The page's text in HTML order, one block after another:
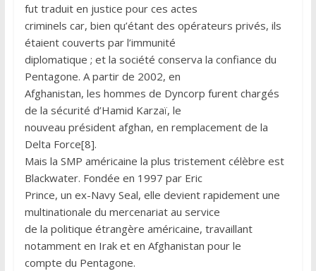
fut traduit en justice pour ces actes
criminels car, bien qu’étant des opérateurs privés, ils
étaient couverts par l’immunité
diplomatique ; et la société conserva la confiance du
Pentagone. A partir de 2002, en
Afghanistan, les hommes de Dyncorp furent chargés
de la sécurité d’Hamid Karzaï, le
nouveau président afghan, en remplacement de la
Delta Force[8].
Mais la SMP américaine la plus tristement célèbre est
Blackwater. Fondée en 1997 par Eric
Prince, un ex-Navy Seal, elle devient rapidement une
multinationale du mercenariat au service
de la politique étrangère américaine, travaillant
notamment en Irak et en Afghanistan pour le
compte du Pentagone.